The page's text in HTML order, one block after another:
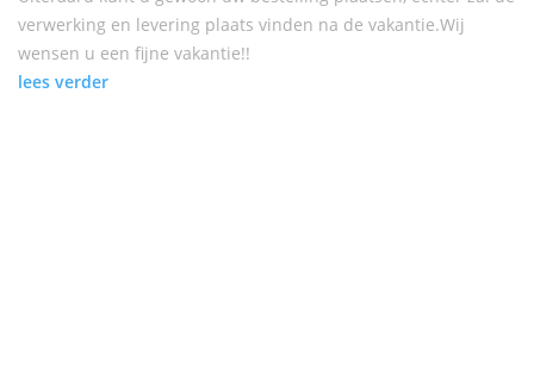
verwerking en levering plaats vinden na de vakantie.Wij
wensen u een fijne vakantie!!
lees verder